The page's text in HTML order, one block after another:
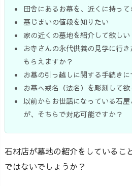
田舎にあるお墓を、近くに持って
墓じまいの値段を知りたい
家の近くの墓地を紹介して欲しい
お寺さんの永代供養の見学に行
もらえますか？
お墓の引っ越しに関する手続き
お墓へ戒名（法名）を彫刻して欲
以前からお世話になっている石
が、そちらで対応可能ですか？
石材店が墓地の紹介をしているこ
ではないでしょうか？